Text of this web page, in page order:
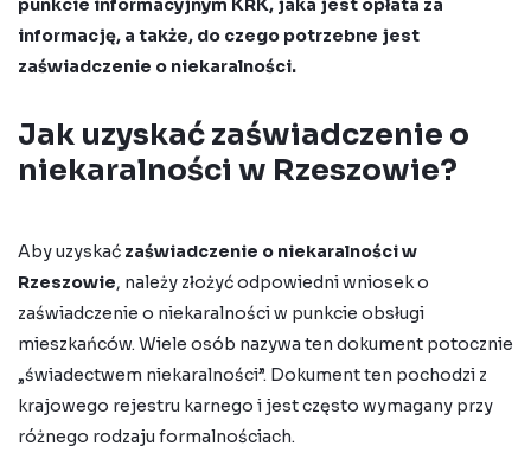
punkcie informacyjnym KRK, jaka jest opłata za
informację, a także, do czego potrzebne jest
zaświadczenie o niekaralności.
Jak uzyskać zaświadczenie o
niekaralności w Rzeszowie?
Aby uzyskać zaświadczenie o niekaralności w
Rzeszowie, należy złożyć odpowiedni wniosek o
zaświadczenie o niekaralności w punkcie obsługi
mieszkańców. Wiele osób nazywa ten dokument potocznie
„świadectwem niekaralności”. Dokument ten pochodzi z
krajowego rejestru karnego i jest często wymagany przy
różnego rodzaju formalnościach.